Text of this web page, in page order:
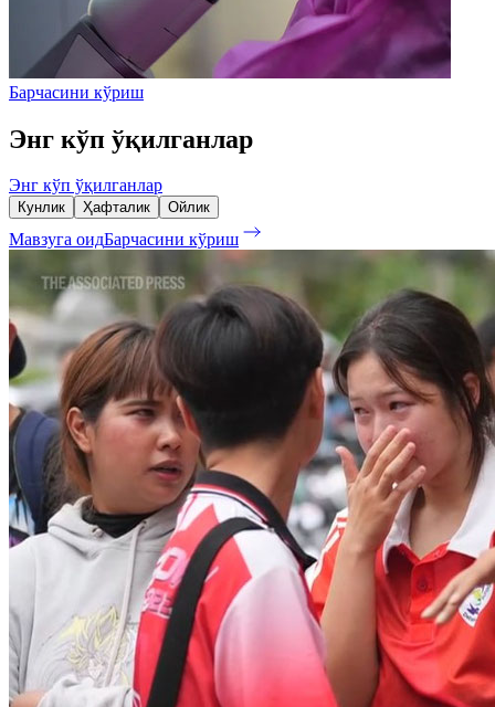
Барчасини кўриш
Энг кўп ўқилганлар
Энг кўп ўқилганлар
Кунлик Ҳафталик Ойлик
Мавзуга оидБарчасини кўриш